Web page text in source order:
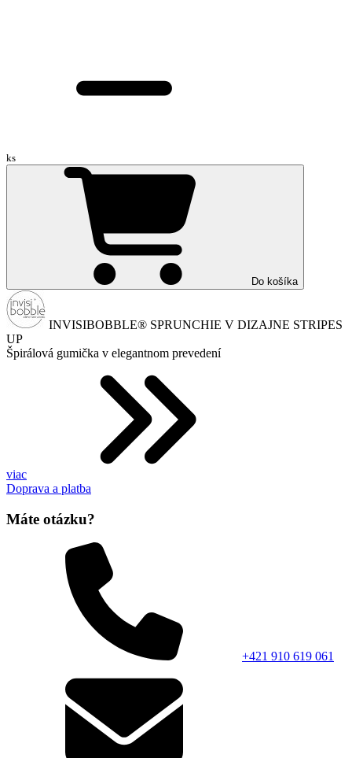
ks
Do košíka
INVISIBOBBLE® SPRUNCHIE V DIZAJNE STRIPES
UP
Špirálová gumička v elegantnom prevedení
viac
Doprava a platba
Máte otázku?
+421 910 619 061